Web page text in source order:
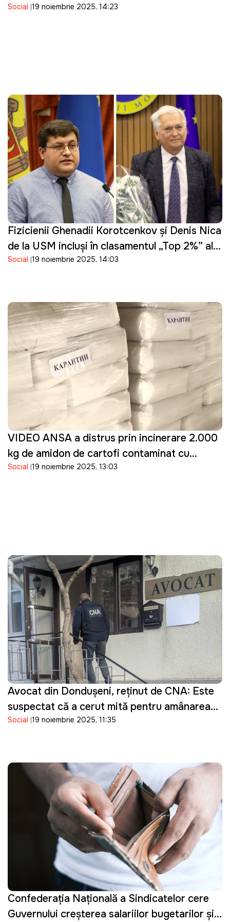
integritate
Social 19 noiembrie 2025, 14:23
Fizicienii Ghenadii Korotcenkov și Denis Nica
de la USM incluși în clasamentul „Top 2%” al
celor mai influenți savanți din lume, realizat
Social 19 noiembrie 2025, 14:03
VIDEO ANSA a distrus prin incinerare 2.000
kg de amidon de cartofi contaminat cu
organism modificat genetic
Social 19 noiembrie 2025, 13:03
Avocat din Donduşeni, reţinut de CNA: Este
suspectat că a cerut mită pentru amânarea
executării pedepsei unui condamnat
Social 19 noiembrie 2025, 11:35
Confederația Națională a Sindicatelor cere
Guvernului creșterea salariilor bugetarilor și